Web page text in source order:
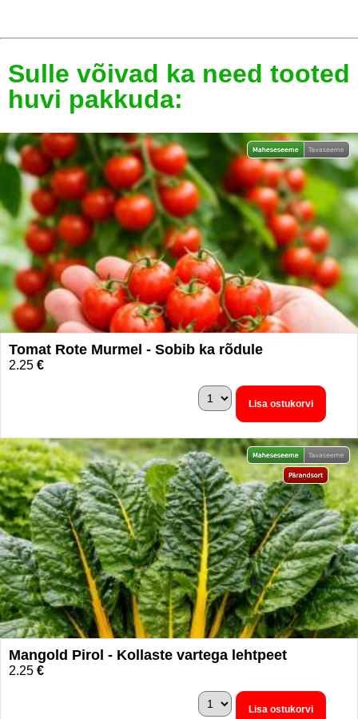
Sulle võivad ka need tooted
huvi pakkuda:
Tomat Rote Murmel - Sobib ka rõdule
2.25 €
Lisa ostukorvi
Mangold Pirol - Kollaste vartega lehtpeet
2.25 €
Lisa ostukorvi